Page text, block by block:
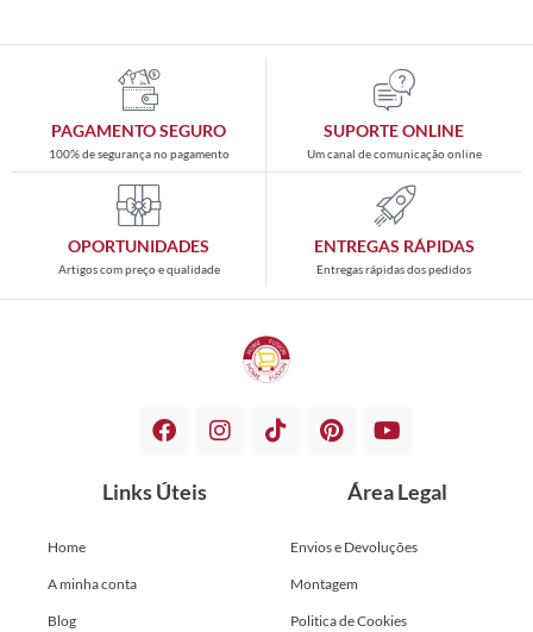
PAGAMENTO SEGURO
100% de segurança no pagamento
SUPORTE ONLINE
Um canal de comunicação online
OPORTUNIDADES
Artigos com preço e qualidade
ENTREGAS RÁPIDAS
Entregas rápidas dos pedidos
Links Úteis
Home
A minha conta
Blog
Área Legal
Envios e Devoluções
Montagem
Politica de Cookies